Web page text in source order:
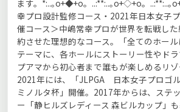
ます。*:..｡o+◆+o。..:**:..｡o+◇+o。..:**:..｡
幸プロ設計監修コース・2021年日本女子
催コース＞中嶋常幸プロが世界を転戦し
約させた理想的なコース。「全てのホー
テーマに、各ホールにストーリー性やド
プアマから初心者まで誰もが楽しめるリゾ
2021年には、「JLPGA 日本女子プロゴ
ミノルタ杯」開催。2017年からは、ステ
ー「静ヒルズレディース 森ビルカップ」